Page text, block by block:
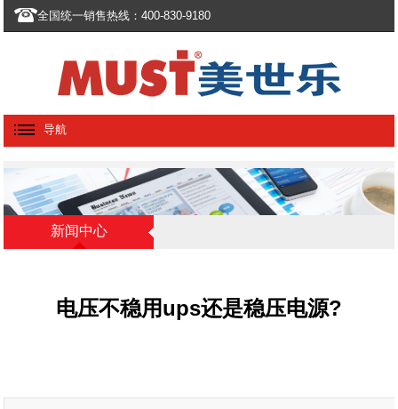
全国统一销售热线：400-830-9180
导航
新闻中心
电压不稳用ups还是稳压电源?